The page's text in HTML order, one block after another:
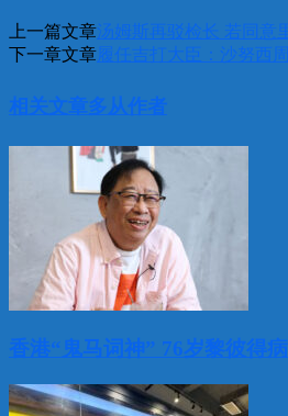
上一篇文章汤姆斯再驳检长 若同意
下一章文章履任吉打大臣：沙努西
相关文章多从作者
香港“鬼马词神” 76岁黎彼得